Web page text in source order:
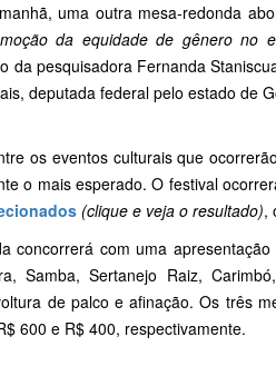
uma outra mesa-redonda
da equidade de gênero no
da pesquisadora Fernanda
deputada federal pelo estado de
os eventos culturais que
o mais esperado. O festival
(clique e veja o resultado),
concorrerá com uma
Samba, Sertanejo Raiz,
de palco e afinação. Os três
600 e R$ 400, respectivamente.